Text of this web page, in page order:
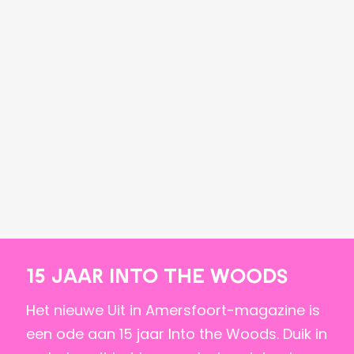
15 jaar Into the Woods
Het nieuwe Uit in Amersfoort-magazine is
een ode aan 15 jaar Into the Woods. Duik in